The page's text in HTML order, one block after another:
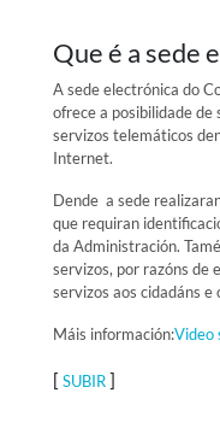
Que é a sede
A sede electrónica do
ofrece a posibilidade
servizos telemáticos
Internet.
Dende a sede
que requiran
da Administración.
servizos, por razóns de
servizos aos cidadáns e
Máis información:Video
[ SUBIR]